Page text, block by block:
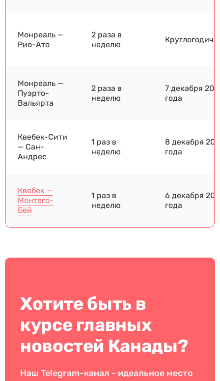
Монреаль —
Рио-Ато
2 раза в
неделю
Монреаль —
Пуэрто-
Вальярта
2 раза в
неделю
7 декабря
года
Квебек-Сити
— Сан-
Андрес
1 раз в
неделю
8 декабря
года
Квебек —
Монтего-
Бей
1 раз в
неделю
6 декабря
года
Хотите быть в
курсе главных
новостей Канады?
Наш Telegram-канал - идеальное место